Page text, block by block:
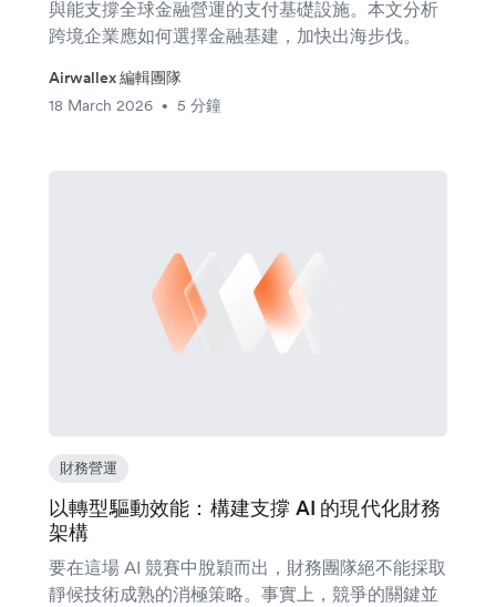
與能支撐全球金融營運的支付基礎設施。本文分析
跨境企業應如何選擇金融基建，加快出海步伐。
Airwallex 編輯團隊
18 March 2026
• 5 分鐘
財務營運
以轉型驅動效能：構建支撐 AI 的現代化財務
架構
要在這場 AI 競賽中脫穎而出，財務團隊絕不能採取
靜候技術成熟的消極策略。事實上，競爭的關鍵並